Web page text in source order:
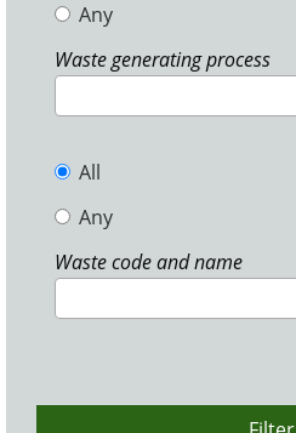
Any
Waste generating process
All
Any
Waste code and name